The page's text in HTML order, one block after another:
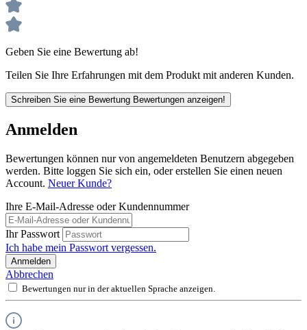
Geben Sie eine Bewertung ab!
Teilen Sie Ihre Erfahrungen mit dem Produkt mit anderen Kunden.
Schreiben Sie eine Bewertung Bewertungen anzeigen!
Anmelden
Bewertungen können nur von angemeldeten Benutzern abgegeben
werden. Bitte loggen Sie sich ein, oder erstellen Sie einen neuen
Account. Neuer Kunde?
Ihre E-Mail-Adresse oder Kundennummer
Ihr Passwort
Ich habe mein Passwort vergessen.
Anmelden
Abbrechen
Bewertungen nur in der aktuellen Sprache anzeigen.